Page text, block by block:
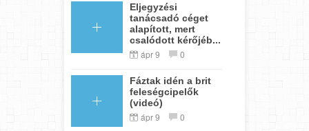
Eljegyzési
tanácsadó céget
alapított, mert
csalódott kérőjéb...
ápr 9 0
Fáztak idén a brit
feleségcipelők
(videó)
ápr 9 0